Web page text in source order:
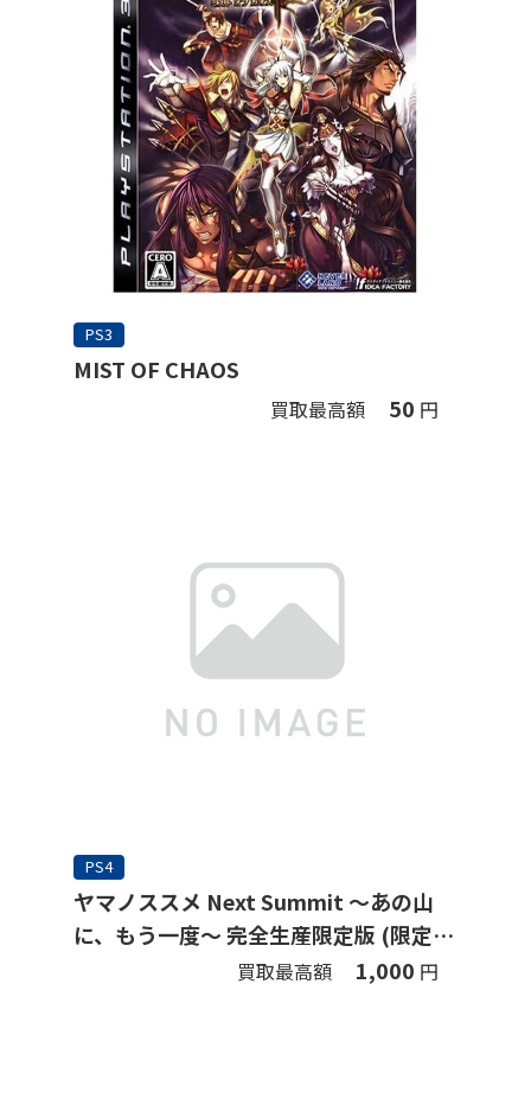
PS3
MIST OF CHAOS
買取最高額 50 円
PS4
ヤマノススメ Next Summit ～あの山
に、もう一度～ 完全生産限定版 (限定
買取最高額 1,000 円